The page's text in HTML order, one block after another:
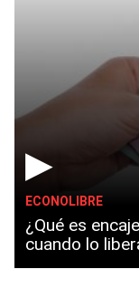
▶
ECONOLIBRE
¿Qué es
cuando lo